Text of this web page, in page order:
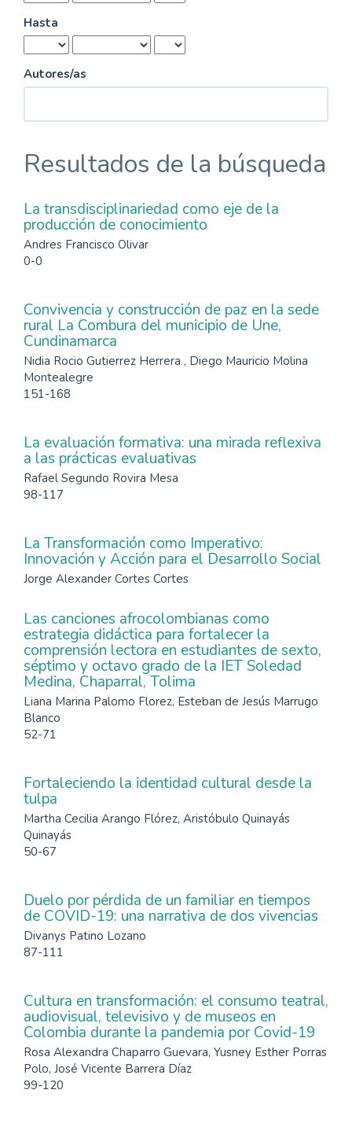
Hasta
Autores/as
Resultados de la búsqueda
La transdisciplinariedad como eje de la
producción de conocimiento
Andres Francisco Olivar
0-0
Convivencia y construcción de paz en la sede
rural La Combura del municipio de Une,
Cundinamarca
Nidia Rocio Gutierrez Herrera , Diego Mauricio Molina
Montealegre
151-168
La evaluación formativa: una mirada reflexiva
a las prácticas evaluativas
Rafael Segundo Rovira Mesa
98-117
La Transformación como Imperativo:
Innovación y Acción para el Desarrollo Social
Jorge Alexander Cortes Cortes
Las canciones afrocolombianas como
estrategia didáctica para fortalecer la
comprensión lectora en estudiantes de sexto,
séptimo y octavo grado de la IET Soledad
Medina, Chaparral, Tolima
Liana Marina Palomo Florez, Esteban de Jesús Marrugo
Blanco
52-71
Fortaleciendo la identidad cultural desde la
tulpa
Martha Cecilia Arango Flórez, Aristóbulo Quinayás
Quinayás
50-67
Duelo por pérdida de un familiar en tiempos
de COVID-19: una narrativa de dos vivencias
Divanys Patino Lozano
87-111
Cultura en transformación: el consumo teatral,
audiovisual, televisivo y de museos en
Colombia durante la pandemia por Covid-19
Rosa Alexandra Chaparro Guevara, Yusney Esther Porras
Polo, José Vicente Barrera Díaz
99-120